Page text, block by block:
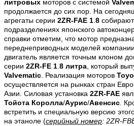
литровых моторов с системой
продолжается до сих пор. На
агрегаты серии 2ZR-FAE 1 8
подразделениях японского
справки отметим, что мотор
переднеприводных моделей
двигатель является точным клоном
серии 2ZR-FE 1 8 литра , который
Valvematic . Реализация моторов
осуществляется на рынках стран
Азии. Силовая установка 2ZR-FAE
Тойота Королла/Аурис/Авенсис .
встретить и специальную версию
на этаноле (серийный номер: 2ZR-